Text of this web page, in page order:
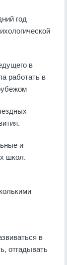
год
в
работать в
и
школ.
в
отгадывать